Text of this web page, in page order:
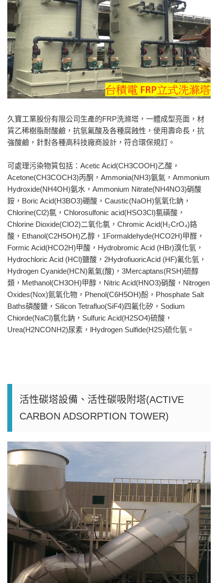
久寶工業股份有限公司生產的FRP洗滌塔，一體成型亮面，材
質乙稀樹脂耐酸鹼，抗氫氟酸及各種腐蝕性，使用壽命長，抗
強酸鹼，針對各種高科技廠商設計，符合環保規訂。
可處理污染物質包括：Acetic Acid(CH3COOH)乙酸，
Acetone(CH3COCH3)丙酮，Ammonia(NH3)氨氣，Ammonium
Hydroxide(NH4OH)氨水，Ammonium Nitrate(NH4NO3)硝酸
銨，Boric Acid(H3BO3)硼酸，Caustic(NaOH)氫氧化鈉，
Chlorine(Cl2)氯，Chlorosulfonic acid(HSO3Cl)氯磺酸，
Chlorine Dioxide(ClO2)二氧化氯，Chromic Acid(H₂CrO₄)鉻
酸，Ethanol(C2H5OH)乙醇，1Formaldehyde(HCO2H)甲醛，
Formic Acid(HCO2H)甲酸，Hydrobromic Acid (HBr)溴化氫，
Hydrochloric Acid (HCl)鹽酸，2HydrofiuoricAcid (HF)氟化氫，
Hydrogen Cyanide(HCN)氰氣(酸)，3Mercaptans(RSH)硫醇
類，Methanol(CH3OH)甲醇，Nitric Acid(HNO3)硝酸，Nitrogen
Oxides(Nox)氮氧化物，Phenol(C6H5OH)酚，Phosphate Salt
Baths磷酸鹽，Silicon Tetrafluo(SiF4)四氟化矽，Sodium
Chiorde(NaCl)氯化鈉，Sulfuric Acid(H2SO4)硫酸，
Urea(H2NCONH2)尿素，lHydrogen Sulfide(H2S)硫化氫。
活性碳塔設備、活性碳吸附塔(ACTIVE
CARBON ADSORPTION TOWER)